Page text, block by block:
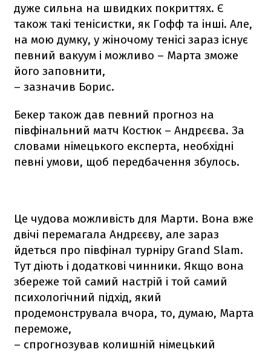
дуже сильна на швидких покриттях. Є
також такі тенісистки, як Гофф та інші. Але,
на мою думку, у жіночому тенісі зараз існує
певний вакуум і можливо – Марта зможе
його заповнити,
– зазначив Борис.
Бекер також дав певний прогноз на
півфінальний матч Костюк – Андрєєва. За
словами німецького експерта, необхідні
певні умови, щоб передбачення збулось.
Це чудова можливість для Марти. Вона вже
двічі перемагала Андрєєву, але зараз
йдеться про півфінал турніру Grand Slam.
Тут діють і додаткові чинники. Якщо вона
збереже той самий настрій і той самий
психологічний підхід, який
продемонструвала вчора, то, думаю, Марта
переможе,
– спрогнозував колишній німецький